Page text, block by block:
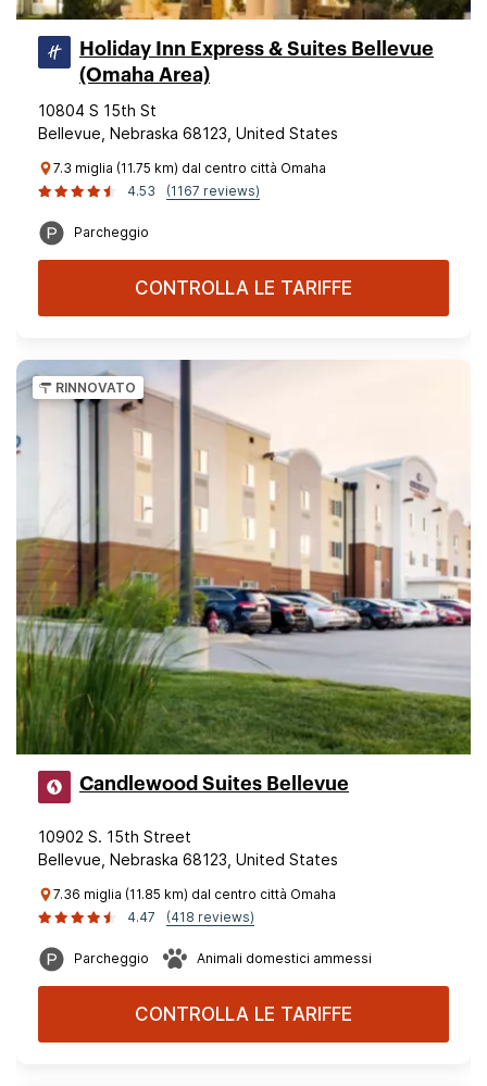
Holiday Inn Express & Suites Bellevue
(Omaha Area)
10804 S 15th St
Bellevue, Nebraska 68123, United States
7.3 miglia (11.75 km) dal centro città Omaha
4.53
(1167 reviews)
Parcheggio
CONTROLLA LE TARIFFE
RINNOVATO
Candlewood Suites Bellevue
10902 S. 15th Street
Bellevue, Nebraska 68123, United States
7.36 miglia (11.85 km) dal centro città Omaha
4.47
(418 reviews)
Parcheggio Animali domestici ammessi
CONTROLLA LE TARIFFE